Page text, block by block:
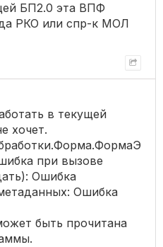
БП2.0 эта ВПФ
РКО или спр-к МОЛ
в текущей
хочет.
при вызове
Ошибка
Ошибка
быть прочитана